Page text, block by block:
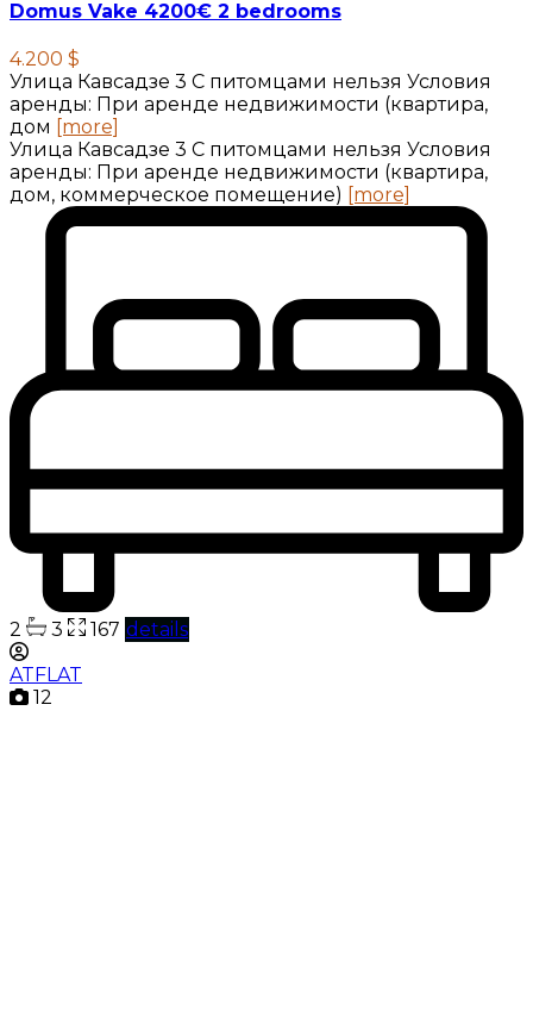
Domus Vake 4200€ 2 bedrooms
4.200 $
Улица Кавсадзе 3 C питомцами нельзя Условия
аренды: При аренде недвижимости (квартира,
дом [more]
Улица Кавсадзе 3 C питомцами нельзя Условия
аренды: При аренде недвижимости (квартира,
дом, коммерческое помещение) [more]
2 3 167 details
ATFLAT
12